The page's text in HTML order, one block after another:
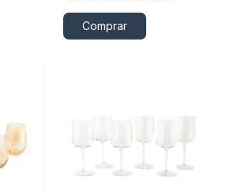
Comprar